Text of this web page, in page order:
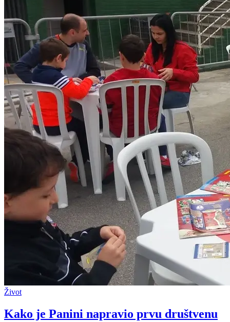
Život
Kako je Panini napravio prvu društvenu